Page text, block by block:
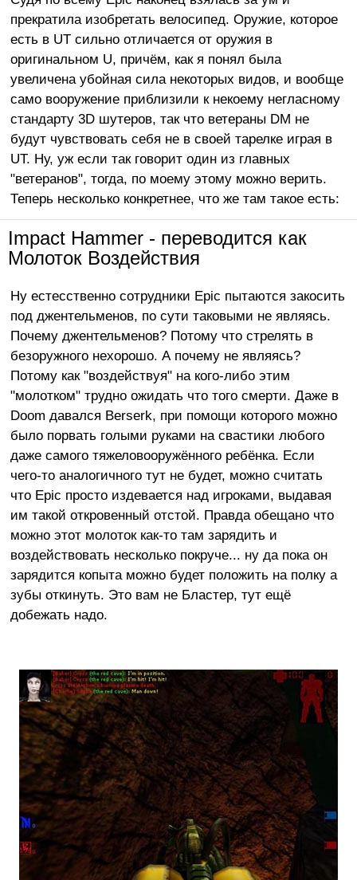
прекратила изобретать велосипед. Оружие, которое
есть в UT сильно отличается от оружия в
оригинальном U, причём, как я понял была
увеличена убойная сила некоторых видов, и вообще
само вооружение приблизили к некоему негласному
стандарту 3D шутеров, так что ветераны DM не
будут чувствовать себя не в своей тарелке играя в
UT. Ну, уж если так говорит один из главных
"ветеранов", тогда, по моему этому можно верить.
Теперь несколько конкретнее, что же там такое есть:
Impact Hammer - переводится как
Молоток Воздействия
Ну естесственно сотрудники Epic пытаются закосить
под джентельменов, по сути таковыми не являясь.
Почему джентельменов? Потому что стрелять в
безоружного нехорошо. А почему не являясь?
Потому как "воздействуя" на кого-либо этим
"молотком" трудно ожидать что того смерти. Даже в
Doom давался Berserk, при помощи которого можно
было порвать голыми руками на свастики любого
даже самого тяжеловооружённого ребёнка. Если
чего-то аналогичного тут не будет, можно считать
что Epic просто издевается над игроками, выдавая
им такой откровенный отстой. Правда обещано что
можно этот молоток как-то там зарядить и
воздействовать несколько покруче... ну да пока он
зарядится копыта можно будет положить на полку а
зубы откинуть. Это вам не Бластер, тут ещё
добежать надо.